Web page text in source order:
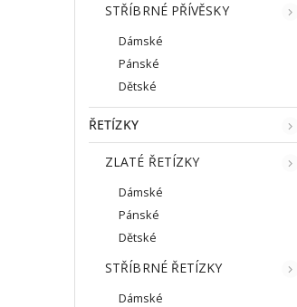
STŘÍBRNÉ PŘÍVĚSKY
Dámské
Pánské
Dětské
ŘETÍZKY
ZLATÉ ŘETÍZKY
Dámské
Pánské
Dětské
STŘÍBRNÉ ŘETÍZKY
Dámské